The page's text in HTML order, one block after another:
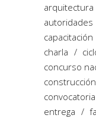
arquitectura
autoridades
capacitación
charla
concurso
construcción
convocatoria
entrega